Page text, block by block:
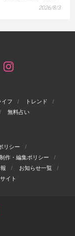
2026/8/3
イフ
トレンド
無料占い
リシー
作・編集ポリシー
お知らせ一覧
イト